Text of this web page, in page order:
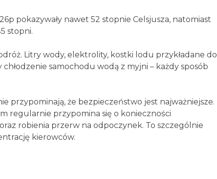
pokazywały nawet 52 stopnie Celsjusza, natomiast
stopni.
Litry wody, elektrolity, kostki lodu przykładane do
samochodu wodą z myjni – każdy sposób
że bezpieczeństwo jest najważniejsze.
regularnie przypomina się o konieczności
robienia przerw na odpoczynek. To szczególnie
kierowców.